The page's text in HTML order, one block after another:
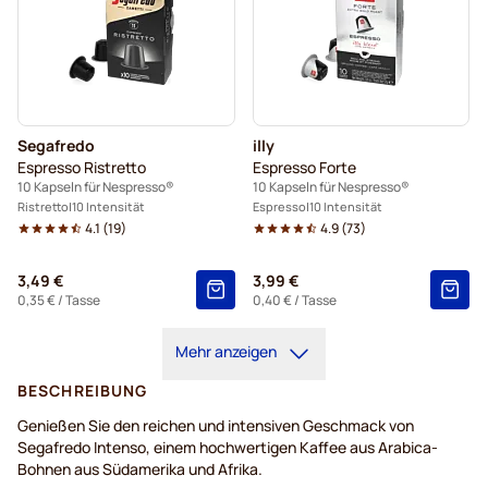
Segafredo
Espresso Ristretto
10 Kapseln für Nespresso®
Ristretto 10 Intensität
4.1 (19)
3,49 €
0,35 €/ Tasse
illy
Espresso Forte
10 Kapseln für Nespresso®
Espresso 10 Intensität
4.9(73)
3,99 €
0,40 €/ Tasse
Mehr anzeigen
BESCHREIBUNG
Genießen Sie den reichen und intensiven Geschmack von
Segafredo Intenso, einem hochwertigen Kaffee aus Arabica-
Bohnen aus Südamerika und Afrika.